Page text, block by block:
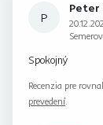
P
Peter
Spokojný
Recenzia pre
prevedení.